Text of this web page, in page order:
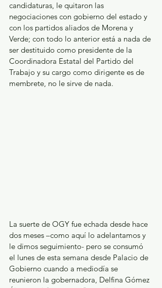
candidaturas, le quitaron las
negociaciones con gobierno del estado y
con los partidos aliados de Morena y
Verde; con todo lo anterior está a nada de
ser destituido como presidente de la
Coordinadora Estatal del Partido del
Trabajo y su cargo como dirigente es de
membrete, no le sirve de nada.
La suerte de OGY fue echada desde hace
dos meses –como aquí lo adelantamos y
le dimos seguimiento- pero se consumó
el lunes de esta semana desde Palacio de
Gobierno cuando a mediodía se
reunieron la gobernadora, Delfina Gómez